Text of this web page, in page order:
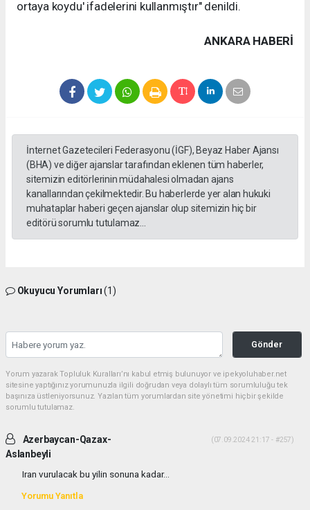
ortaya koydu' ifadelerini kullanmıştır" denildi.
ANKARA HABERİ
İnternet Gazetecileri Federasyonu (İGF), Beyaz Haber Ajansı
(BHA) ve diğer ajanslar tarafından eklenen tüm haberler,
sitemizin editörlerinin müdahalesi olmadan ajans
kanallarından çekilmektedir. Bu haberlerde yer alan hukuki
muhataplar haberi geçen ajanslar olup sitemizin hiç bir
editörü sorumlu tutulamaz...
Okuyucu Yorumları(1)
Gönder
Yorum yazarak Topluluk Kuralları’nı kabul etmiş bulunuyor ve ipekyoluhaber.net
sitesine yaptığınız yorumunuzla ilgili doğrudan veya dolaylı tüm sorumluluğu tek
başınıza üstleniyorsunuz. Yazılan tüm yorumlardan site yönetimi hiçbir şekilde
sorumlu tutulamaz.
Azerbaycan-Qazax-
Aslanbeyli
(07.09.2024 21:17 - #257)
Iran vurulacak bu yilin sonuna kadar...
Yorumu Yanıtla